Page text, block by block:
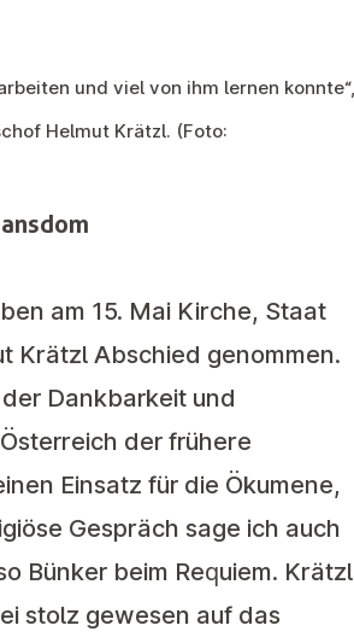
und viel von ihm lernen konnte“,
Helmut Krätzl. (Foto:
am 15. Mai Kirche, Staat
Krätzl Abschied genommen.
Dankbarkeit und
der frühere
Einsatz für die Ökumene,
Gespräch sage ich auch
Bünker beim Requiem. Krätzl
stolz gewesen auf das